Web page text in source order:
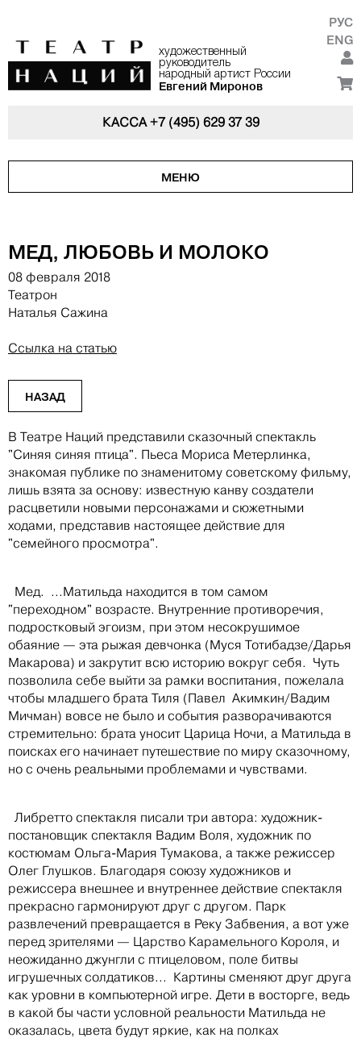
художественный
руководитель
народный артист России
Евгений Миронов
РУС
ENG
КАССА+7 (495) 629 37 39
МЕНЮ
МЕД, ЛЮБОВЬ И МОЛОКО
08 февраля 2018
Театрон
Наталья Сажина
Ссылка на статью
НАЗАД
В Театре Наций представили сказочный спектакль
"Синяя синяя птица". Пьеса Мориса Метерлинка,
знакомая публике по знаменитому советскому фильму,
лишь взята за основу: известную канву создатели
расцветили новыми персонажами и сюжетными
ходами, представив настоящее действие для
"семейного просмотра".
Мед. ...Матильда находится в том самом
"переходном" возрасте. Внутренние противоречия,
подростковый эгоизм, при этом несокрушимое
обаяние — эта рыжая девчонка (Муся Тотибадзе/Дарья
Макарова) и закрутит всю историю вокруг себя. Чуть
позволила себе выйти за рамки воспитания, пожелала
чтобы младшего брата Тиля (Павел Акимкин/Вадим
Мичман) вовсе не было и события разворачиваются
стремительно: брата уносит Царица Ночи, а Матильда в
поисках его начинает путешествие по миру сказочному,
но с очень реальными проблемами и чувствами.
Либретто спектакля писали три автора: художник-
постановщик спектакля Вадим Воля, художник по
костюмам Ольга-Мария Тумакова, а также режиссер
Олег Глушков. Благодаря союзу художников и
режиссера внешнее и внутреннее действие спектакля
прекрасно гармонируют друг с другом. Парк
развлечений превращается в Реку Забвения, а вот уже
перед зрителями — Царство Карамельного Короля, и
неожиданно джунгли с птицеловом, поле битвы
игрушечных солдатиков... Картины сменяют друг друга
как уровни в компьютерной игре. Дети в восторге, ведь
в какой бы части условной реальности Матильда не
оказалась, цвета будут яркие, как на полках